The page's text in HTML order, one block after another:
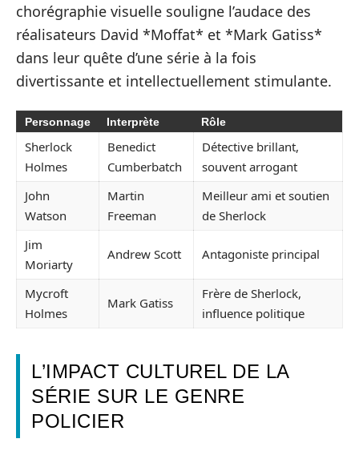
chorégraphie visuelle souligne l’audace des
réalisateurs David *Moffat* et *Mark Gatiss*
dans leur quête d’une série à la fois
divertissante et intellectuellement stimulante.
Personnage Interprète Rôle
Sherlock
Holmes
Benedict
Cumberbatch
Détective brillant,
souvent arrogant
John
Watson
Martin
Freeman
Meilleur ami et soutien
de Sherlock
Jim
Moriarty
Andrew Scott Antagoniste principal
Mycroft
Holmes
Mark Gatiss
Frère de Sherlock,
influence politique
L’IMPACT CULTUREL DE LA
SÉRIE SUR LE GENRE
POLICIER